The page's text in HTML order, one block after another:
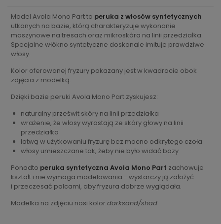
Model Avola Mono Part to peruka z włosów syntetycznych
utkanych na bazie, którą charakteryzuje wykonanie
maszynowe na tresach oraz mikroskóra na linii przedziałka.
Specjalne włókno syntetyczne doskonale imituje prawdziwe
włosy.
Kolor oferowanej fryzury pokazany jest w kwadracie obok
zdjęcia z modelką.
Dzięki bazie peruki Avola Mono Part zyskujesz:
naturalny prześwit skóry na linii przedziałka
wrażenie, że włosy wyrastają ze skóry głowy na linii
przedziałka
łatwą w użytkowaniu fryzurę bez mocno odkrytego czoła
włosy umieszczane tak, żeby nie było widać bazy
Ponadto peruka syntetyczna Avola Mono Part zachowuje
kształt i nie wymaga modelowania - wystarczy ją założyć
i przeczesać palcami, aby fryzura dobrze wyglądała.
Modelka na zdjęciu nosi kolor darksand/shad.